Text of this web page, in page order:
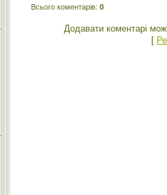
Всього коментарів: 0
Додавати коментарі
[